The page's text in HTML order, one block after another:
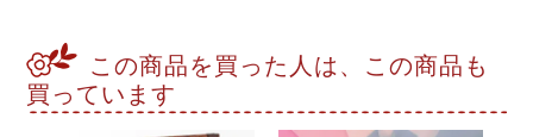
この商品を買った人は、この商品も
買っています